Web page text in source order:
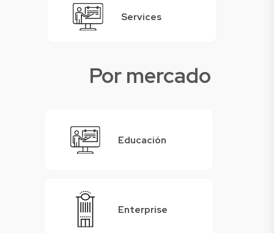
Services
Por mercado
Educación
Enterprise